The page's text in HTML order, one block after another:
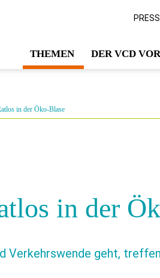
THEMEN DER VCD
in der Öko-Blase
in der
Verkehrswende geht,